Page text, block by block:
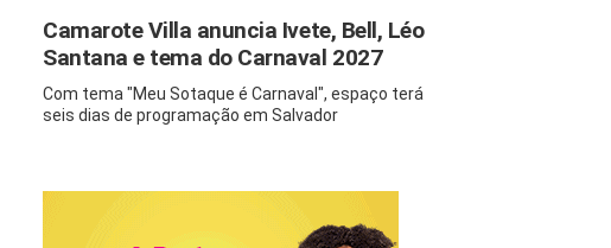
Camarote Villa anuncia Ivete, Bell, Léo
Santana e tema do Carnaval 2027
Com tema "Meu Sotaque é Carnaval", espaço terá
seis dias de programação em Salvador